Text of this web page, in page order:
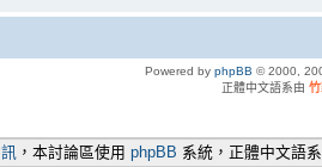
Powered by phpBB © 2000,
正體中文語系由
，本討論區使用phpBB 系統，正體中文語